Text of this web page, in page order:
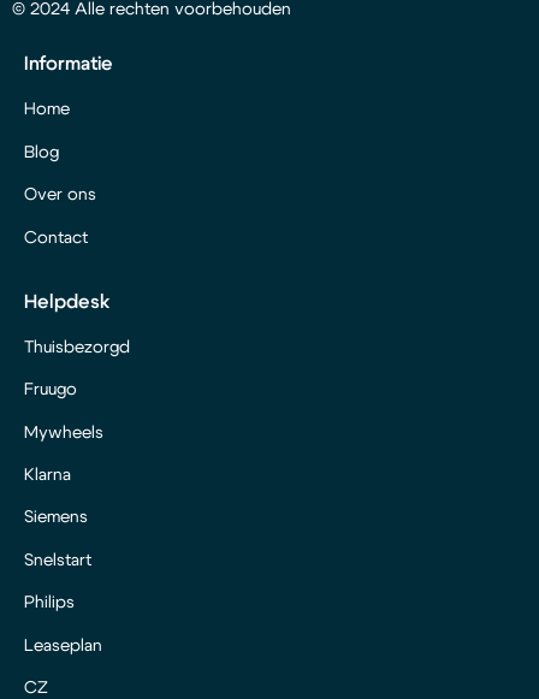
© 2024 Alle rechten voorbehouden
Informatie
Home
Blog
Over ons
Contact
Helpdesk
Thuisbezorgd
Fruugo
Mywheels
Klarna
Siemens
Snelstart
Philips
Leaseplan
CZ